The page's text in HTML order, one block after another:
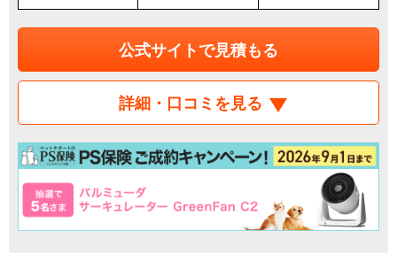
公式サイトで見積もる
詳細・口コミを見る